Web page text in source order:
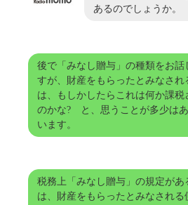
あるのでしょうか。
後で「みなし贈与」の種類をお話
すが、財産をもらったとみなされ
は、もしかしたらこれは何か課税
のかな? と、思うことが多少は
います。
税務上「みなし贈与」の規定があ
は、財産をもらったとみなされる